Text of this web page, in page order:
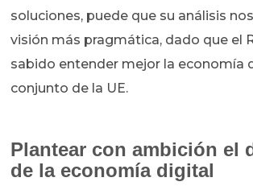
soluciones, puede que su análisis
visión más pragmática, dado que el
sabido entender mejor la economía
conjunto de la UE.
Plantear con ambición el
de la economía digital